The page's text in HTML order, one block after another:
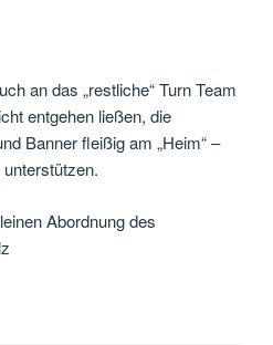
an das „restliche“ Turn Team
entgehen ließen, die
Banner fleißig am „Heim“ –
Abordnung des